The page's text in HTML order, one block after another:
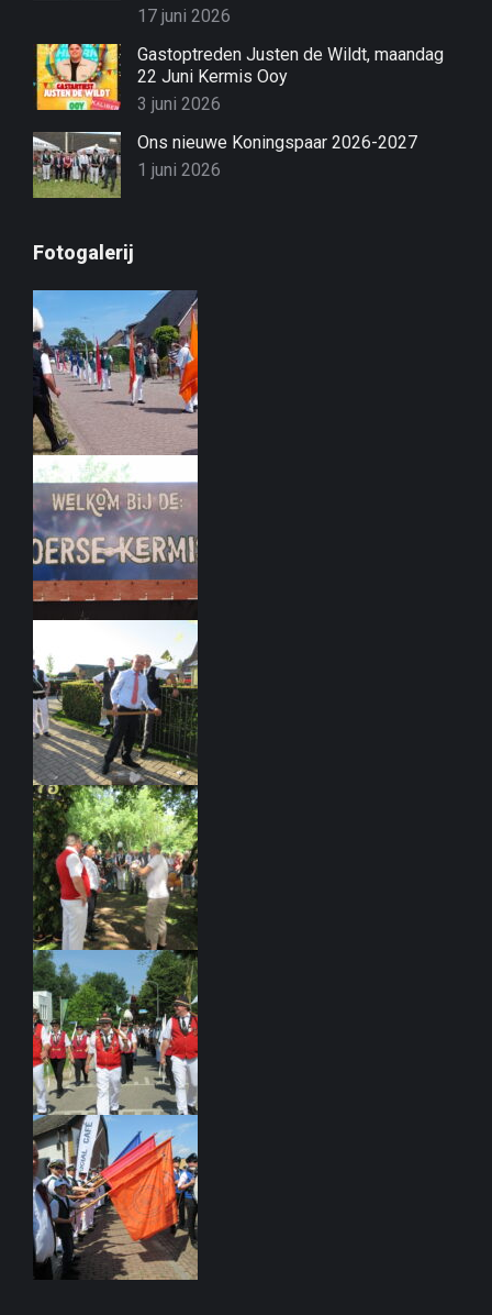
17 juni 2026
Gastoptreden Justen de Wildt, maandag
22 Juni Kermis Ooy
3 juni 2026
Ons nieuwe Koningspaar 2026-2027
1 juni 2026
Fotogalerij